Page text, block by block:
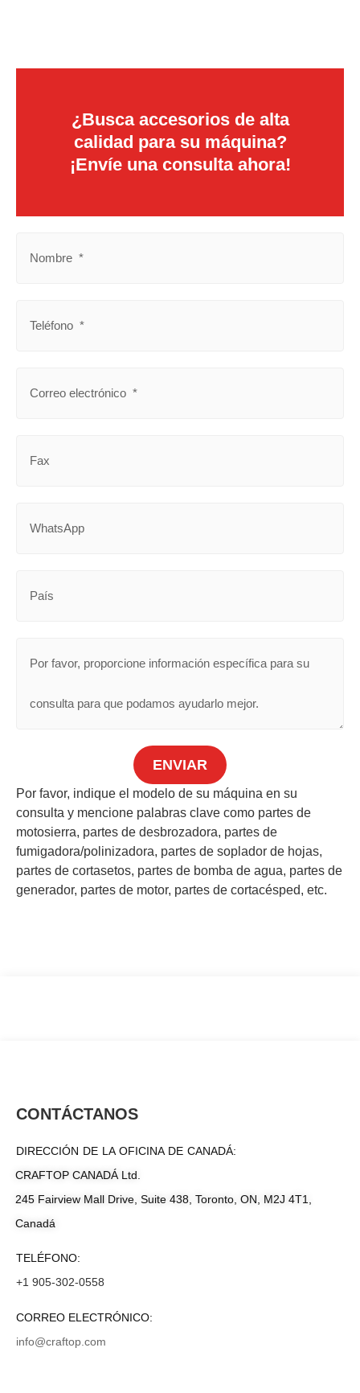
¿Busca accesorios de alta
calidad para su máquina?
¡Envíe una consulta ahora!
ENVIAR
Por favor, indique el modelo de su máquina en su
consulta y mencione palabras clave como partes de
motosierra, partes de desbrozadora, partes de
fumigadora/polinizadora, partes de soplador de hojas,
partes de cortasetos, partes de bomba de agua, partes de
generador, partes de motor, partes de cortacésped, etc.
CONTÁCTANOS
DIRECCIÓN DE LA OFICINA DE CANADÁ:
CRAFTOP CANADÁ Ltd.
245 Fairview Mall Drive, Suite 438, Toronto, ON, M2J 4T1,
Canadá
TELÉFONO:
+1 905-302-0558
CORREO ELECTRÓNICO:
info@craftop.com